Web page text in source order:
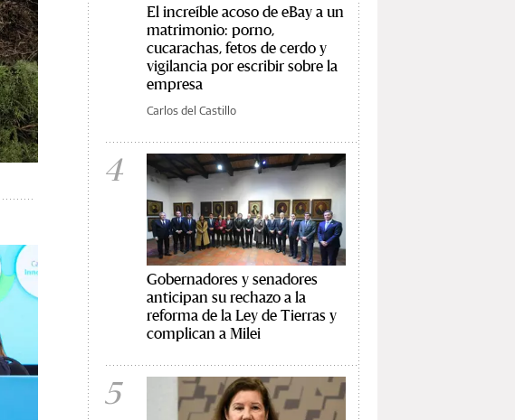
El increíble acoso de eBay a un
matrimonio: porno,
cucarachas, fetos de cerdo y
vigilancia por escribir sobre la
empresa
Carlos del Castillo
4
Gobernadores y senadores
anticipan su rechazo a la
reforma de la Ley de Tierras y
complican a Milei
5